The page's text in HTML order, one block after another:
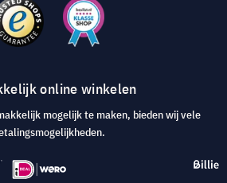
online winkelen
mogelijk te maken, bieden wij vele